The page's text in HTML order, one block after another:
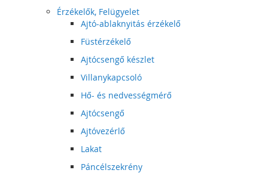
Érzékelők, Felügyelet
Ajtó-ablaknyitás érzékelő
Füstérzékelő
Ajtócsengő készlet
Villanykapcsoló
Hő- és nedvességmérő
Ajtócsengő
Ajtóvezérlő
Lakat
Páncélszekrény